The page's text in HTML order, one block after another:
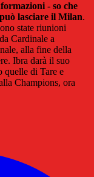
- so che
lasciare il Milan.
state riunioni
Cardinale a
alla fine della
Ibra darà il suo
quelle di Tare e
Champions, ora